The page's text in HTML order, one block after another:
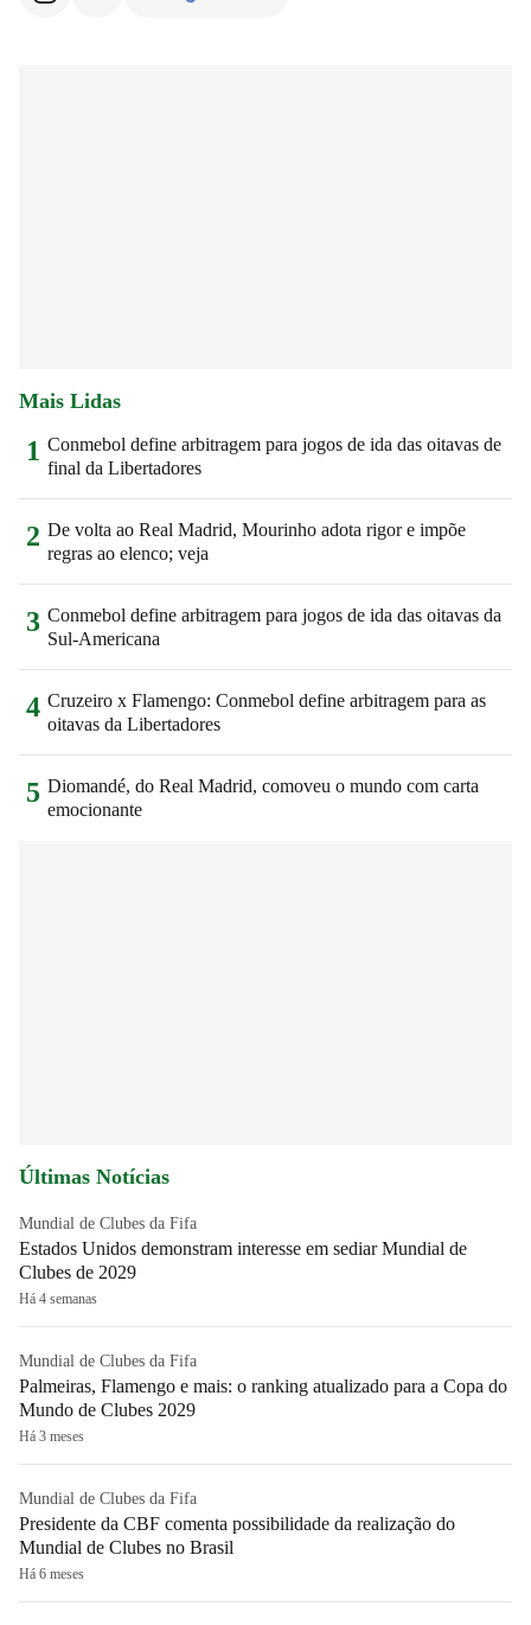
Mais Lidas
1 Conmebol define arbitragem para jogos de ida das oitavas de
final da Libertadores
2 De volta ao Real Madrid, Mourinho adota rigor e impõe
regras ao elenco; veja
3 Conmebol define arbitragem para jogos de ida das oitavas da
Sul-Americana
4 Cruzeiro x Flamengo: Conmebol define arbitragem para as
oitavas da Libertadores
5 Diomandé, do Real Madrid, comoveu o mundo com carta
emocionante
Últimas Notícias
Mundial de Clubes da Fifa
Estados Unidos demonstram interesse em sediar Mundial de
Clubes de 2029
Há 4 semanas
Mundial de Clubes da Fifa
Palmeiras, Flamengo e mais: o ranking atualizado para a Copa do
Mundo de Clubes 2029
Há 3 meses
Mundial de Clubes da Fifa
Presidente da CBF comenta possibilidade da realização do
Mundial de Clubes no Brasil
Há 6 meses